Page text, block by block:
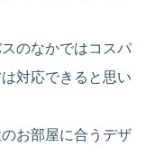
のなかではコスパ
対応できると思い
お部屋に合うデザ